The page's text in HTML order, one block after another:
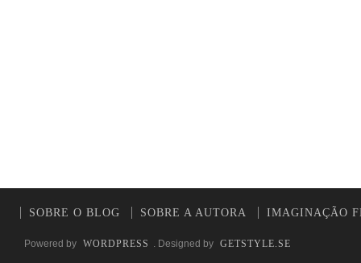
SOBRE O BLOG SOBRE A AUTORA IMAGINAÇÃO
Powered by WORDPRESS . Designed by GETSTYLE.SE